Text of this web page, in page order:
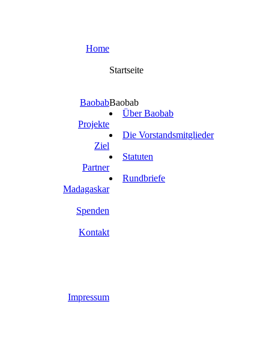
Home
Baobab
Projekte
Ziel
Partner
Madagaskar
Spenden
Kontakt
Impressum
Startseite
Baobab
Über Baobab
Die Vorstandsmitglieder
Statuten
Rundbriefe